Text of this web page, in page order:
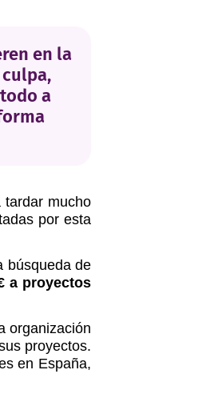
en la
a
tardar mucho
por esta
búsqueda de
a proyectos
organización
proyectos.
en España,